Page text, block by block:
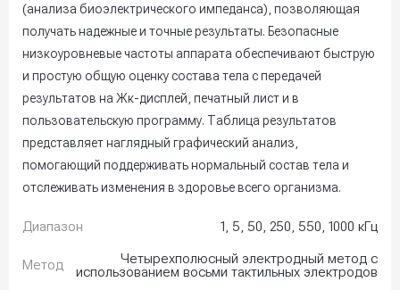
(анализа биоэлектрического импеданса), позволяющая
получать надежные и точные результаты. Безопасные
низкоуровневые частоты аппарата обеспечивают быструю
и простую общую оценку состава тела с передачей
результатов на Жк-дисплей, печатный лист и в
пользовательскую программу. Таблица результатов
представляет наглядный графический анализ,
помогающий поддерживать нормальный состав тела и
отслеживать изменения в здоровье всего организма.
Диапазон 1, 5, 50, 250, 550, 1000 кГц
Метод
Четырехполюсный электродный метод с
использованием восьми тактильных электродов